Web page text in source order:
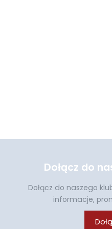
Dołącz do
Dołącz do naszego
informacje,